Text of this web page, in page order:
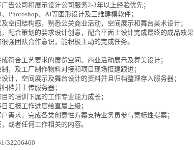
告公司和展示设计公司服务2-3年以上经验优先；
Photoshop、AI等图形设计及三维建模软件；
空间结构感，熟悉公关商业活动，空间展示和舞台美术设计；
配合策划的要求设计创意，配合平面上设计完成最终的成品效果
强团队合作意识，能积极主动的完成任务。
符合工艺要求的展览空间、商业活动展示及舞美设计；
，及工厂制作物料对接和项目现场搭建跟进；
计，空间展示及舞台设计的资料并且归档整理存入服务器；
档并上传服务器；
的培训下属的工作专业能力成长；
汇报工作进度给直属上级；
需求，完成各类创意性方案支持业务员参与竞标性提案；
或者任何工作相关的内容。
32206460